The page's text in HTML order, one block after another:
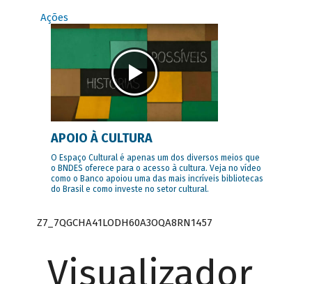
Ações
APOIO À CULTURA
O Espaço Cultural é apenas um dos diversos meios que
o BNDES oferece para o acesso à cultura. Veja no vídeo
como o Banco apoiou uma das mais incríveis bibliotecas
do Brasil e como investe no setor cultural.
Z7_7QGCHA41LODH60A3OQA8RN1457
Visualizador